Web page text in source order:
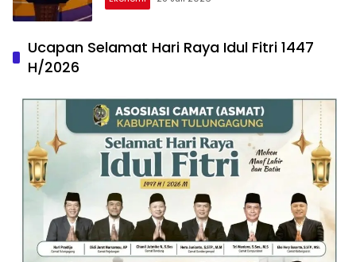
Ucapan Selamat Hari Raya Idul Fitri 1447
H/2026